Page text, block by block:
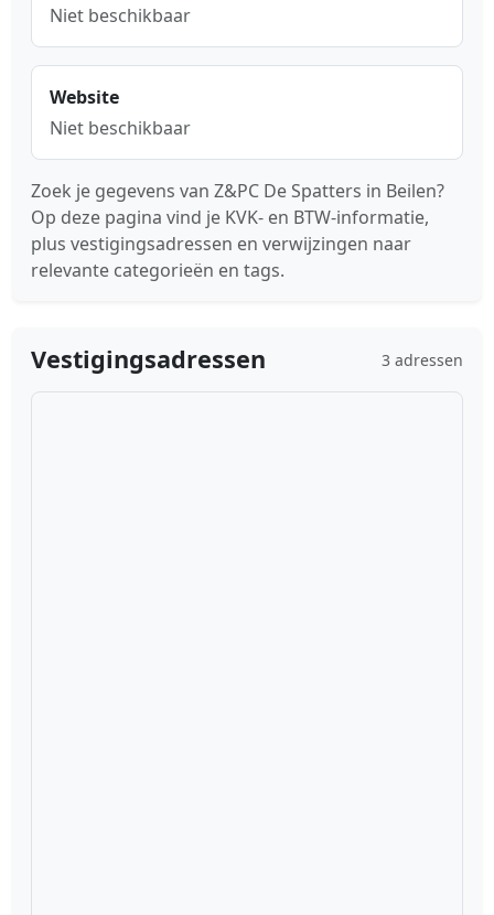
Niet beschikbaar
Website
Niet beschikbaar
Zoek je gegevens van Z&PC De Spatters in Beilen?
Op deze pagina vind je KVK- en BTW-informatie,
plus vestigingsadressen en verwijzingen naar
relevante categorieën en tags.
Vestigingsadressen 3 adressen